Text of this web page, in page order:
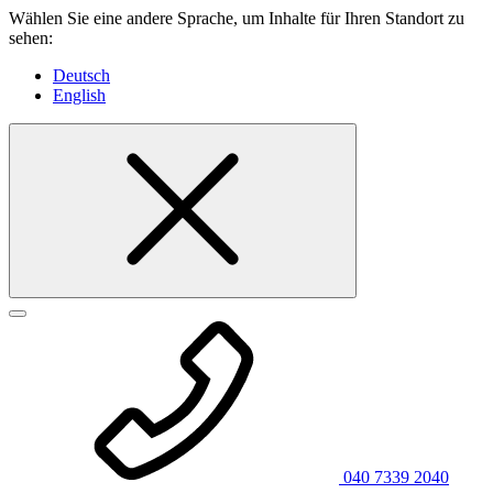
Wählen Sie eine andere Sprache, um Inhalte für Ihren Standort zu
sehen:
Deutsch
English
040 7339 2040